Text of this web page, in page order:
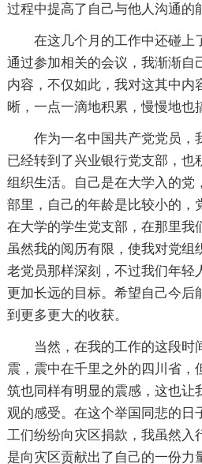
过程中提高了自己与他人沟通的
在这几个月的工作中还碰上
通过参加相关的会议，我渐渐自
内容，不仅如此，我对这其中内
晰，一点一滴地积累，慢慢地也
作为一名中国共产党党员，
已经转到了兴业银行党支部，也
组织生活。自己是在大学入的党
部里，自己的年龄是比较小的，
在大学的学生党支部，在那里我
虽然我的阅历有限，使我对党组
老党员那样深刻，不过我们年轻
更加长远的目标。希望自己今后
到更多更大的收获。
当然，在我的工作的这段时
震，震中在千里之外的四川省，
筑也同样有明显的震感，这也让
观的感受。在这个举国同悲的日
工们纷纷向灾区捐款，我虽然入
是向灾区贡献出了自己的一份力